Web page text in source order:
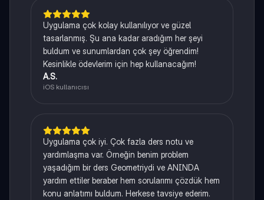
Uygulama çok kolay kullanılıyor ve güzel
tasarlanmış. Şu ana kadar aradığım her şeyi
buldum ve sunumlardan çok şey öğrendim!
Kesinlikle ödevlerim için hep kullanacağım!
A.S.
iOS kullanıcısı
Uygulama çok iyi. Çok fazla ders notu ve
yardımlaşma var. Örneğin benim problem
yaşadığım bir ders Geometriydi ve ANINDA
yardım ettiler beraber hem sorularımı çözdük hem
konu anlatımı buldum. Herkese tavsiye ederim.